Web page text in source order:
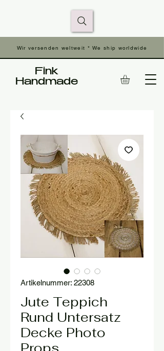
Wir versenden weltweit * We ship worldwide
Fink
Handmade
Artikelnummer: 22308
Jute Teppich
Rund Untersatz
Decke Photo